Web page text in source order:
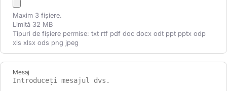
Maxim 3 fișiere.
Limită 32 MB
Tipuri de fișiere permise: txt rtf pdf doc docx odt ppt pptx odp
xls xlsx ods png jpeg
Mesaj